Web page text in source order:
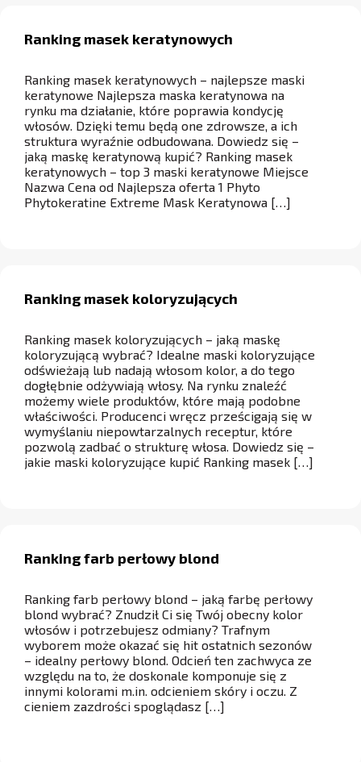
Ranking masek keratynowych
Ranking masek keratynowych – najlepsze maski
keratynowe Najlepsza maska keratynowa na
rynku ma działanie, które poprawia kondycję
włosów. Dzięki temu będą one zdrowsze, a ich
struktura wyraźnie odbudowana. Dowiedz się –
jaką maskę keratynową kupić? Ranking masek
keratynowych – top 3 maski keratynowe Miejsce
Nazwa Cena od Najlepsza oferta 1 Phyto
Phytokeratine Extreme Mask Keratynowa […]
Ranking masek koloryzujących
Ranking masek koloryzujących – jaką maskę
koloryzującą wybrać? Idealne maski koloryzujące
odświeżają lub nadają włosom kolor, a do tego
dogłębnie odżywiają włosy. Na rynku znaleźć
możemy wiele produktów, które mają podobne
właściwości. Producenci wręcz prześcigają się w
wymyślaniu niepowtarzalnych receptur, które
pozwolą zadbać o strukturę włosa. Dowiedz się –
jakie maski koloryzujące kupić Ranking masek […]
Ranking farb perłowy blond
Ranking farb perłowy blond – jaką farbę perłowy
blond wybrać? Znudził Ci się Twój obecny kolor
włosów i potrzebujesz odmiany? Trafnym
wyborem może okazać się hit ostatnich sezonów
– idealny perłowy blond. Odcień ten zachwyca ze
względu na to, że doskonale komponuje się z
innymi kolorami m.in. odcieniem skóry i oczu. Z
cieniem zazdrości spoglądasz […]